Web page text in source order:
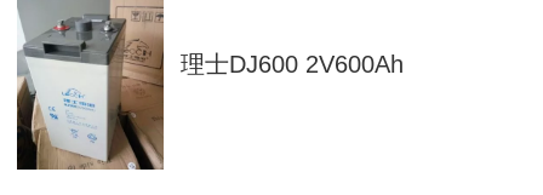
理士DJ600 2V600Ah